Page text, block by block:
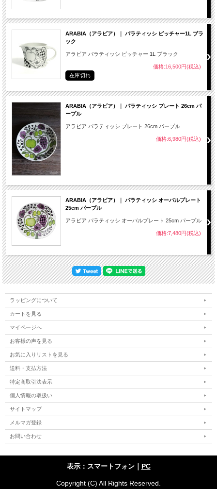
ARABIA（アラビア）｜ パラティッシ ピッチャー1L ブラ
ック
アラビア パラティッシ ピッチャー 1L ブラック
価格:16,500円(税込)
在庫切れ
ARABIA（アラビア）｜ パラティッシ プレート 26cm パ
ープル
アラビア パラティッシ プレート 26cm パープル
価格:6,980円(税込)
ARABIA（アラビア）｜ パラティッシ オーバルプレート
25cm パープル
アラビア パラティッシ オーバルプレート 25cm パープル
価格:7,480円(税込)
ラッピングについて
カートを見る
マイページへ
お客様の声を見る
お気に入りリストを見る
送料・支払方法
特定商取引法表示
個人情報の取扱い
サイトマップ
メルマガ登録
お問い合わせ
表示：スマートフォン｜ PC
Copyright (C) All Rights Reserved.